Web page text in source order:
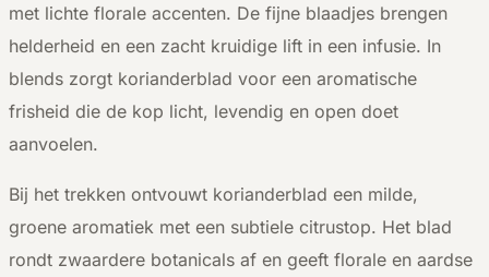
met lichte florale accenten. De fijne blaadjes brengen
helderheid en een zacht kruidige lift in een infusie. In
blends zorgt korianderblad voor een aromatische
frisheid die de kop licht, levendig en open doet
aanvoelen.
Bij het trekken ontvouwt korianderblad een milde,
groene aromatiek met een subtiele citrustop. Het blad
rondt zwaardere botanicals af en geeft florale en aardse